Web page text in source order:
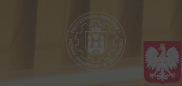
Navigation